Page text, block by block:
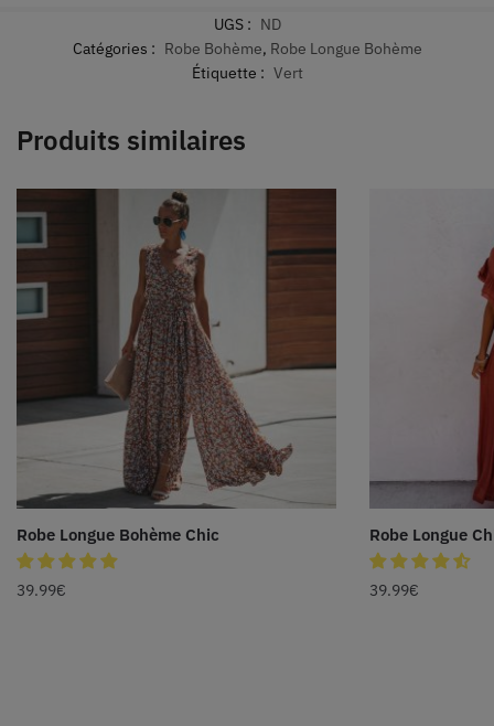
UGS : ND
Catégories : Robe Bohème, Robe Longue Bohème
Étiquette : Vert
Produits similaires
Robe Longue Bohème Chic
39.99€
Robe Longue
39.99€